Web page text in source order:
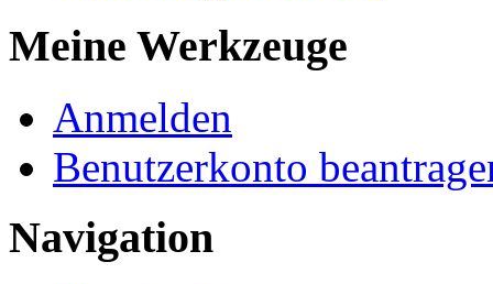
Meine Werkzeuge
Anmelden
Benutzerkonto
Navigation